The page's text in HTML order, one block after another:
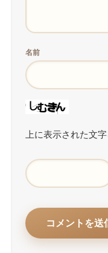
名前
上に表示された文